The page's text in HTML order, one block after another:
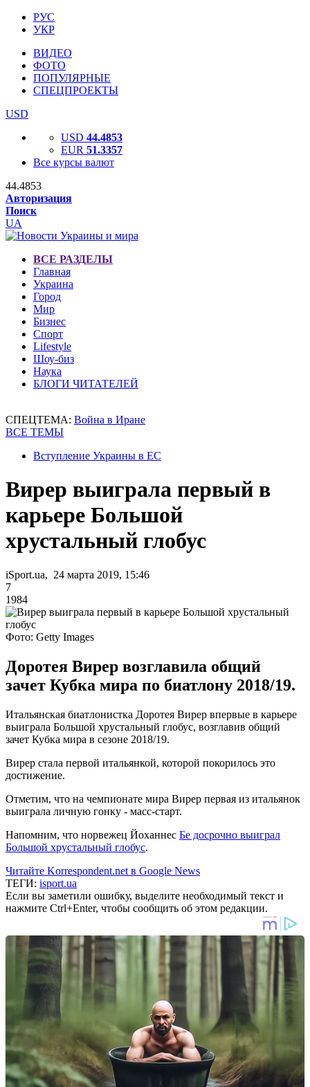
РУС
УКР
ВИДЕО
ФОТО
ПОПУЛЯРНЫЕ
СПЕЦПРОЕКТЫ
USD
USD 44.4853
EUR 51.3357
Все курсы валют
44.4853
Авторизация
Поиск
UA
ВСЕ РАЗДЕЛЫ
Главная
Украина
Город
Мир
Бизнес
Спорт
Lifestyle
Шоу-биз
Наука
БЛОГИ ЧИТАТЕЛЕЙ
СПЕЦТЕМА: Война в Иране
ВСЕ ТЕМЫ
Вступление Украины в ЕС
Вирер выиграла первый в
карьере Большой
хрустальный глобус
iSport.ua, 24 марта 2019, 15:46
7
1984
Фото: Getty Images
Доротея Вирер возглавила общий
зачет Кубка мира по биатлону 2018/19.
Итальянская биатлонистка Доротея Вирер впервые в карьере
выиграла Большой хрустальный глобус, возглавив общий
зачет Кубка мира в сезоне 2018/19.
Вирер стала первой итальянкой, которой покорилось это
достижение.
Отметим, что на чемпионате мира Вирер первая из итальянок
выиграла личную гонку - масс-старт.
Напомним, что норвежец Йоханнес Бе досрочно выиграл
Большой хрустальный глобус.
Читайте Korrespondent.net в Google News
ТЕГИ: isport.ua
Если вы заметили ошибку, выделите необходимый текст и
нажмите Ctrl+Enter, чтобы сообщить об этом редакции.